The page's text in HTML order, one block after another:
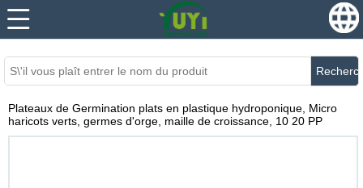
......
Plateaux de Germination plats en plastique hydroponique, Micro
haricots verts, germes d'orge, maille de croissance, 10 20 PP